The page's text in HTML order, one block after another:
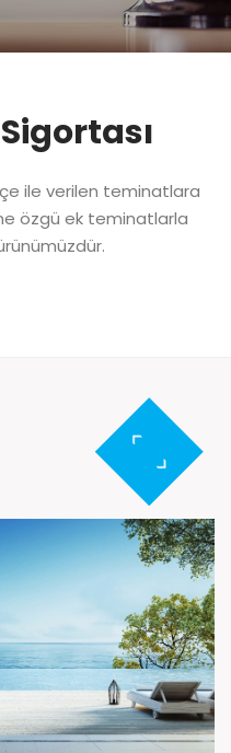
ile verilen teminatlara
özgü ek teminatlarla